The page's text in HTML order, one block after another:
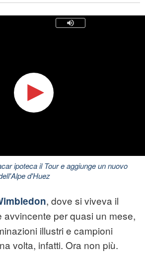
ipoteca il Tour e aggiunge un nuovo
d'Huez
, dove si viveva il
avvincente per quasi un mese,
illustri e campioni
volta, infatti. Ora non più.